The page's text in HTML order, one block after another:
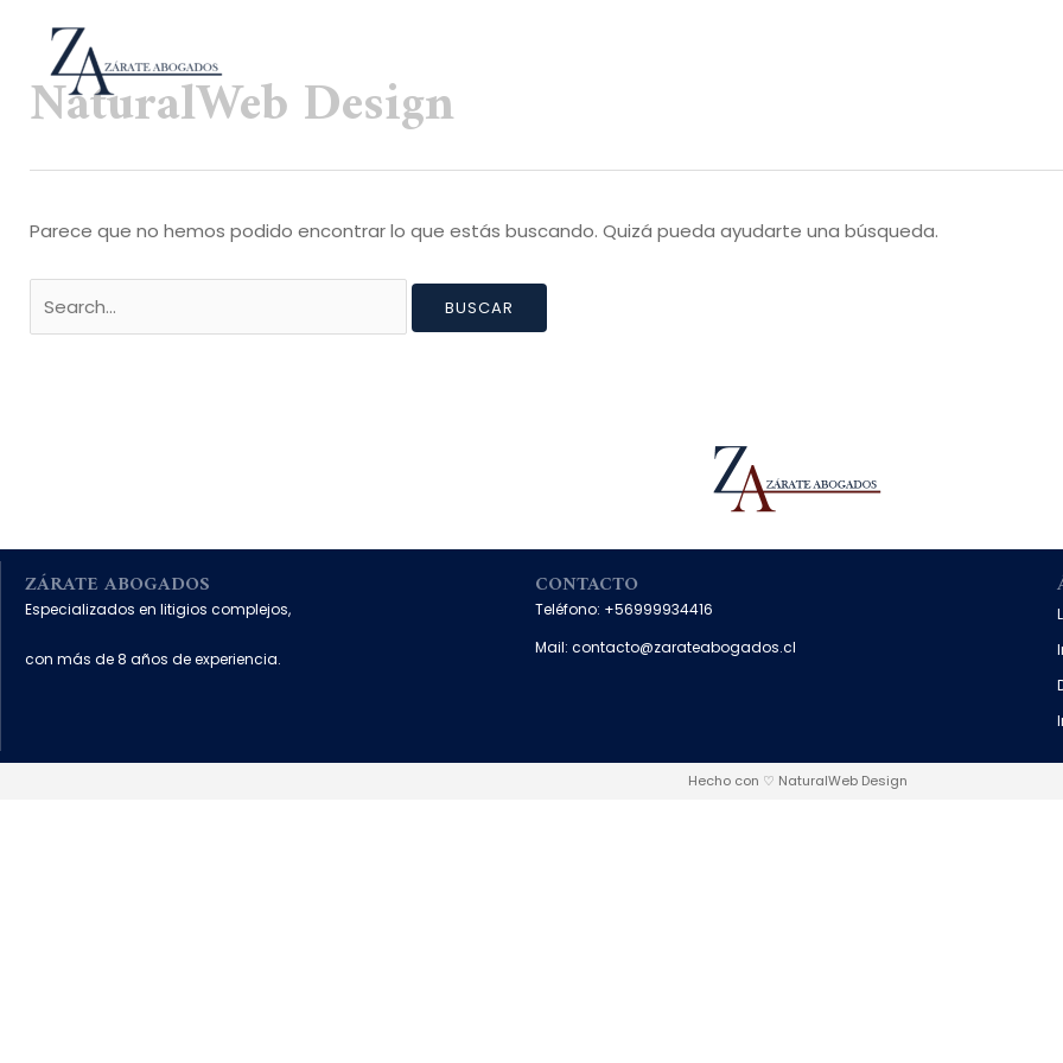
contenido
NaturalWeb Design
Parece que no hemos podido encontrar lo que estás buscando. Quizá pueda ayudarte una búsqueda.
Buscar
por:
ZÁRATE ABOGADOS
Especializados en litigios complejos,
con más de 8 años de experiencia.
CONTACTO
Teléfono: +56999934416
Mail: contacto@zarateabogados.cl
Hecho con ♡ NaturalWeb Design